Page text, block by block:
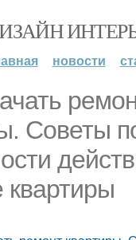
новости
Советы
квартиры